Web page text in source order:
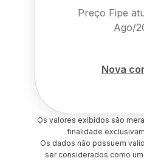
Preço Fipe
Ago/
Nova
Os valores exibidos são
finalidade
Os dados não possuem
ser considerados como